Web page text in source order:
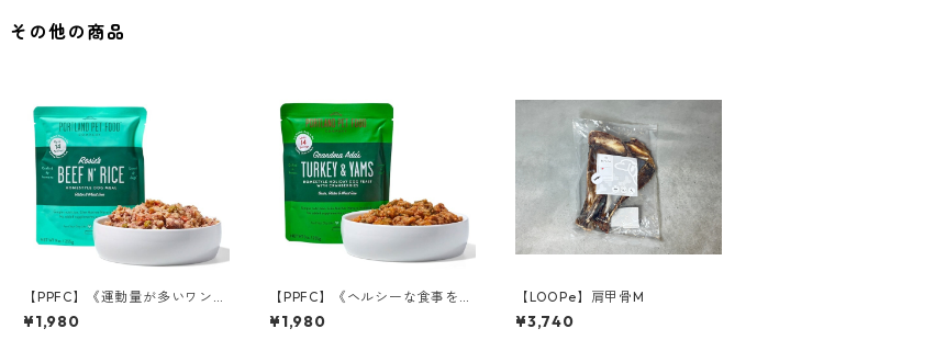
その他の商品
【PPFC】《運動量が多いワンち
ゃんに！》 ロージー ビーフ＆
ライス
¥1,980
【PPFC】《ヘルシーな食事を求
めるワンちゃんに》アダおばあ
ちゃん ターキー＆サツマイモ
¥1,980
【LOOPe】肩甲骨M
¥3,740